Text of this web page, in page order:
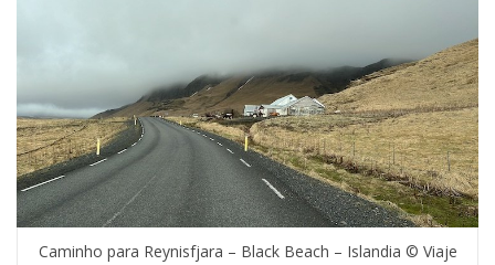
Caminho para Reynisfjara – Black Beach – Islandia © Viaje